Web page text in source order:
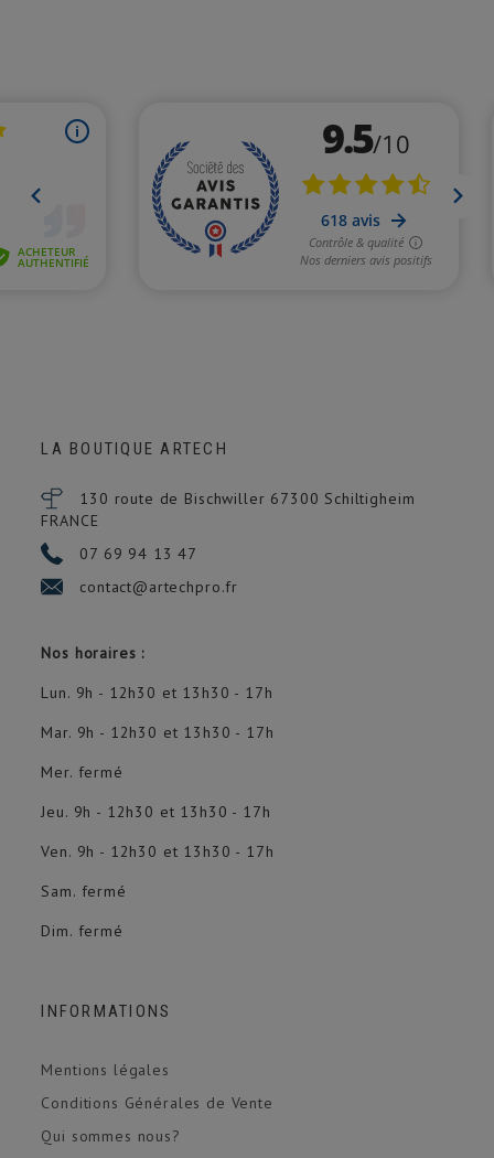
LA BOUTIQUE ARTECH
130 route de Bischwiller 67300 Schiltigheim
FRANCE
07 69 94 13 47
contact@artechpro.fr
Nos horaires :
Lun. 9h - 12h30 et 13h30 - 17h
Mar. 9h - 12h30 et 13h30 - 17h
Mer. fermé
Jeu. 9h - 12h30 et 13h30 - 17h
Ven. 9h - 12h30 et 13h30 - 17h
Sam. fermé
Dim. fermé
INFORMATIONS
Mentions légales
Conditions Générales de Vente
Qui sommes nous?